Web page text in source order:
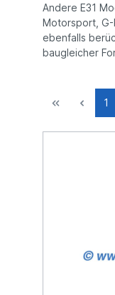
Andere E31
Motorsport,
ebenfalls
baugleicher
1